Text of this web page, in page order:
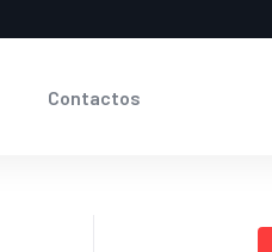
Contactos